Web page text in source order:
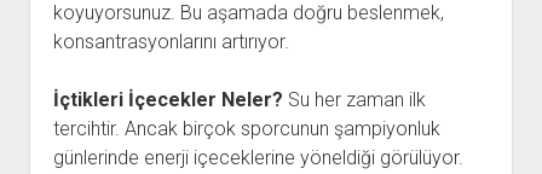
koyuyorsunuz. Bu aşamada doğru beslenmek,
konsantrasyonlarını artırıyor.
İçtikleri İçecekler Neler? Su her zaman ilk
tercihtir. Ancak birçok sporcunun şampiyonluk
günlerinde enerji içeceklerine yöneldiği görülüyor.